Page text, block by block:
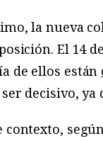
la nueva
El 14
de ellos están
decisivo, ya
contexto,